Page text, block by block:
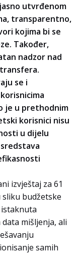
utvrđenom
transparentno,
kojima bi se
Također,
nadzor nad
se i
je u prethodnim
korisnici nisu
u dijelu
izvještaj za 61
budžetske
mišljenja, ali
samih